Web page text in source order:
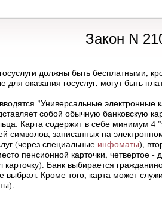
Закон N
должны быть бесплатными,
для оказания госуслуг, могут быть
"Универсальные
собой обычную банковскую
Карта содержит в себе минимум 4
символов, записанных на
(через специальные инфоматы),
пенсионной карточки, четвертое -
карточку). Банк выбирается
выбрал. Кроме того, карта может